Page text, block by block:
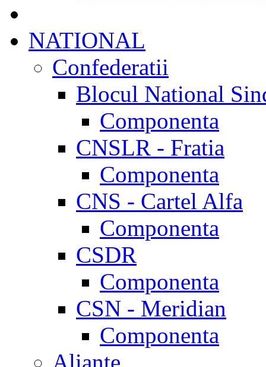
NATIONAL
Confederatii
Blocul National
Componenta
CNSLR - Fratia
Componenta
CNS - Cartel Alfa
Componenta
CSDR
Componenta
CSN - Meridian
Componenta
Aliante